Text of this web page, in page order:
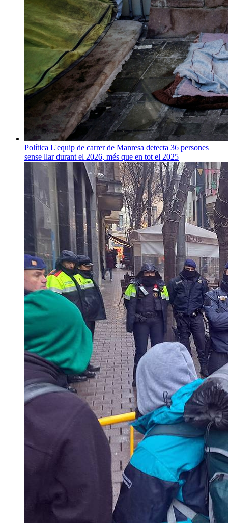
Política L'equip de carrer de Manresa detecta 36 persones
sense llar durant el 2026, més que en tot el 2025